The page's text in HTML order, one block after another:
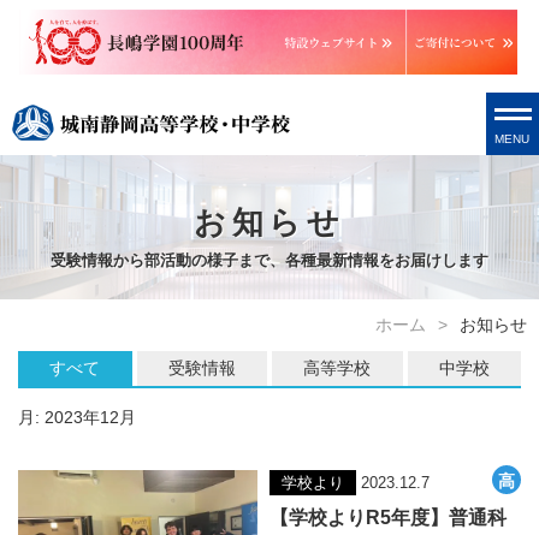
MENU
お知らせ
受験情報から部活動の様子まで、各種最新情報をお届けします
ホーム お知らせ
すべて 受験情報 高等学校 中学校
月: 2023年12月
学校より 2023.12.7
【学校よりR5年度】普通科